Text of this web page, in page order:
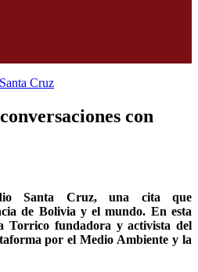
Cruz
con
Santa Cruz, una cita que
de Bolivia y el mundo. En esta
Torrico fundadora y activista del
por el Medio Ambiente y la